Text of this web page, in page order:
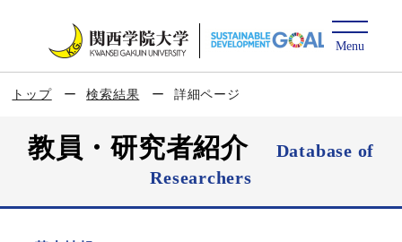
トップ 検索結果 詳細ページ
教員・研究者紹介
Database of
Researchers